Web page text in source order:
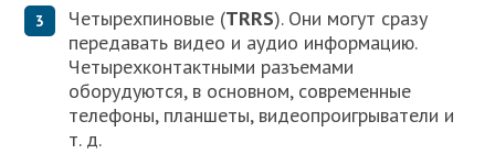
Четырехпиновые (TRRS). Они могут сразу
передавать видео и аудио информацию.
Четырехконтактными разъемами
оборудуются, в основном, современные
телефоны, планшеты, видеопроигрыватели и
т. д.